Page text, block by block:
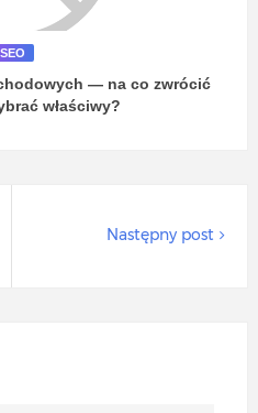
SEO
— na co zwrócić
właściwy?
Następny post